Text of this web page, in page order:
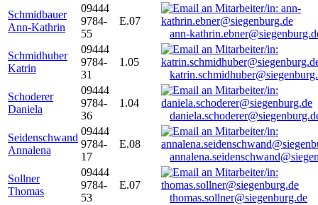
Schmidbauer
Ann-Kathrin
09444
9784-
55
E.07
ann-
Schmidhuber
Katrin
09444
9784-
31
1.05
Schoderer
Daniela
09444
9784-
36
1.04
Seidenschwand
Annalena
09444
9784-
17
E.08
Sollner
Thomas
09444
9784-
53
E.07
thomas.sollner@siegenburg.de